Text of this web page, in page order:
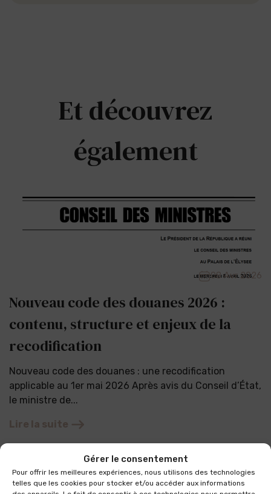
Gérer le consentement
Pour offrir les meilleures expériences, nous utilisons des technologies
telles que les cookies pour stocker et/ou accéder aux informations
Et découvrez
également
08 Avr 2026
Nouveau code des douanes 2026 :
contenu, structure et enjeux de la
recodification
Nouveau code des douanes : une recodification
applicable au 1er mai 2026 Après avis du Conseil d’État,
le ministre de...
Lire la suite